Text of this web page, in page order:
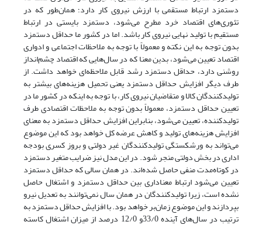
دستمزد ارتباط مستقمی با ارزش نیروی کار دارد؛ همان‌طور که در
تئوری‌های اقتصاد خرد مطرح می‌شود، دستمزد بایستی در ارتباط
مستقیم با تولید نهایی نیروی کار باشد. اما در کشور ما حداقل دستمزد
بدون توجه به این نکته و معمولاً با توجه به ملاحظات اجتماعی و ادواری
اقتصاد تعیین می‌شود، بدین معنا که در سال‌هایی که اقتصاد چشم‌انداز
روشنی دارد، حداقل دستمزد رشد قابل ملاحظه‌ای خواهد داشت. از
طرف دیگر افزایش حداقل دستمزد یعنی تحمیل هزینه‌های بیشتر به
تولید‌کنندگان کالا و متقاضیان نیروی کار، با توجه به اینکه در کشور ما در
تعیین حداقل دستمزد، معمولاً بدون توجه به ملاحظات اقتصادی طرف
تولید‌کننده، تعیین می‌شود، بنابراین افزایش حداقل دستمزد به معنای
افزایش هزینه‌های تولید و کاهش عرضه کل خواهد بود که این موضوع
می‌تواند به ورشکستگی تولیدکنندگان غیر دولتی و بروز کسری بودجه
اداری در بخش دولتی منجر شود. در این مدل نیز ضرایب متغیر دستمزد
در کوتاه‌مدت منفی حاصل شده‌اند. در همان سالی که حداقل دستمزد
تعیین می‌شود ارتباط معناداری بین حداقل دستمزد و اشتغال حاصل
نشده است، زیرا تولید‌کنند‌گان در همان سال نمی‌توانند به تعدیل نیرو
بپردازند و این موضوع زمان‌بر خواهد بود. با افزایش حداقل دستمزد به
ترتیب در سال‌های آینده 33/0و 12/0 درصد از میزان اشتغال کاسته